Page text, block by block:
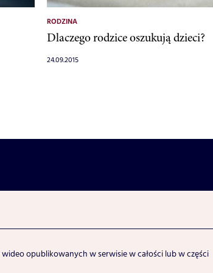
RODZINA
Dlaczego rodzice oszukują dzieci?
24.09.2015
opublikowanych w serwisie w całości lub w części